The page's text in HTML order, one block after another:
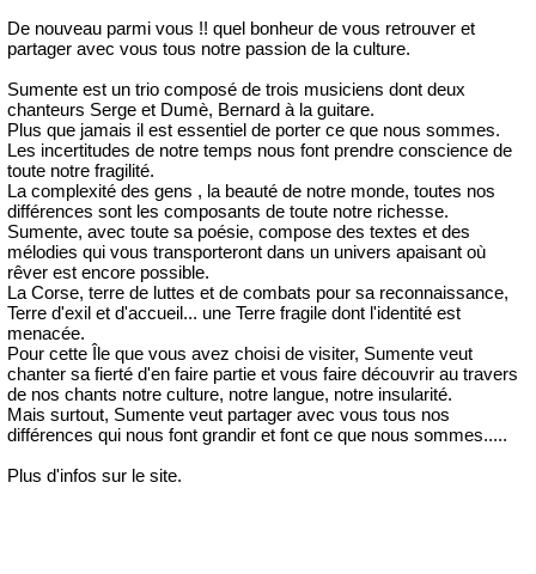
De nouveau parmi vous !! quel bonheur de vous retrouver et
partager avec vous tous notre passion de la culture.
Sumente est un trio composé de trois musiciens dont deux
chanteurs Serge et Dumè, Bernard à la guitare.
Plus que jamais il est essentiel de porter ce que nous sommes.
Les incertitudes de notre temps nous font prendre conscience de
toute notre fragilité.
La complexité des gens , la beauté de notre monde, toutes nos
différences sont les composants de toute notre richesse.
Sumente, avec toute sa poésie, compose des textes et des
mélodies qui vous transporteront dans un univers apaisant où
rêver est encore possible.
La Corse, terre de luttes et de combats pour sa reconnaissance,
Terre d'exil et d'accueil... une Terre fragile dont l'identité est
menacée.
Pour cette Île que vous avez choisi de visiter, Sumente veut
chanter sa fierté d'en faire partie et vous faire découvrir au travers
de nos chants notre culture, notre langue, notre insularité.
Mais surtout, Sumente veut partager avec vous tous nos
différences qui nous font grandir et font ce que nous sommes.....
Plus d'infos sur le site.